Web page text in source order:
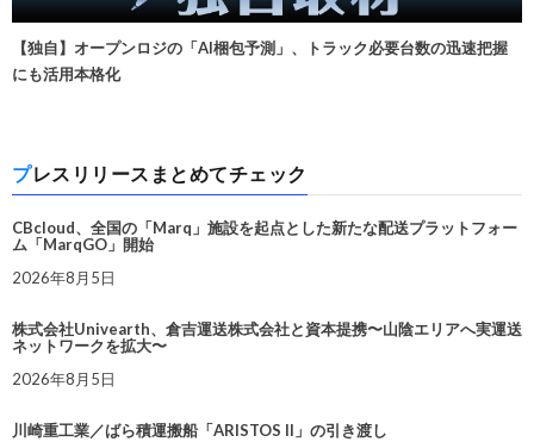
【独自】オープンロジの「AI梱包予測」、トラック必要台数の迅速把握
にも活用本格化
プレスリリースまとめてチェック
CBcloud、全国の「Marq」施設を起点とした新たな配送プラットフォー
ム「MarqGO」開始
2026年8月5日
株式会社Univearth、倉吉運送株式会社と資本提携〜山陰エリアへ実運送
ネットワークを拡大〜
2026年8月5日
川崎重工業／ばら積運搬船「ARISTOS II」の引き渡し